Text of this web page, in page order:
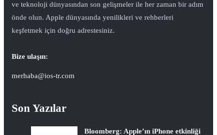
ve teknoloji dünyasından son gelişmeler ile her zaman bir adım
önde olun. Apple dünyasında yenilikleri ve rehberleri
keşfetmek için doğru adrestesiniz.
Bize ulaşın:
merhaba@ios-tr.com
Son Yazılar
Bloomberg: Apple’ın iPhone etkinliği